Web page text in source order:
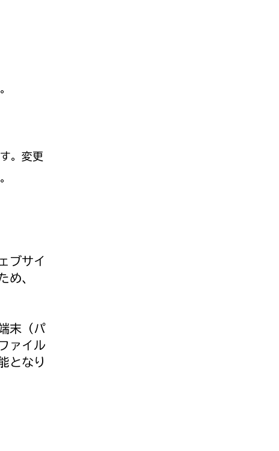
。変更
ブサイ
め、
末（パ
ァイル
となり